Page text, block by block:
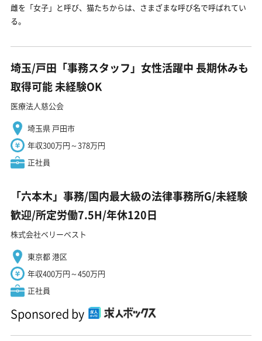
雌を「女子」と呼び、猫たちからは、さまざまな呼び名で呼ばれてい
る。
埼玉/戸田「事務スタッフ」女性活躍中 長期休みも
取得可能 未経験OK
医療法人慈公会
埼玉県 戸田市
年収300万円～378万円
正社員
「六本木」事務/国内最大級の法律事務所G/未経験
歓迎/所定労働7.5H/年休120日
株式会社ベリーベスト
東京都 港区
年収400万円～450万円
正社員
Sponsored by